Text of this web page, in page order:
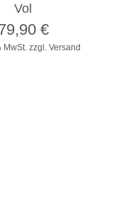
Vol
zzgl. Versand
€